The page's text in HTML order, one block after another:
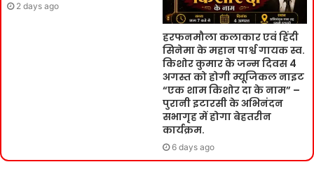
2 days ago
हरफनमौला कलाकार एवं हिंदी
सिनेमा के महान पार्श्व गायक स्व.
किशोर कुमार के जन्म दिवस 4
अगस्त को होगी म्यूजिकल नाइट
“एक शाम किशोर दा के नाम” –
पुरानी इटारसी के अभिनंदन
सभागृह में होगा बेहतरीन
कार्यक्रम.
6 days ago